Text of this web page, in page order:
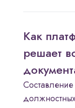
Как
решает